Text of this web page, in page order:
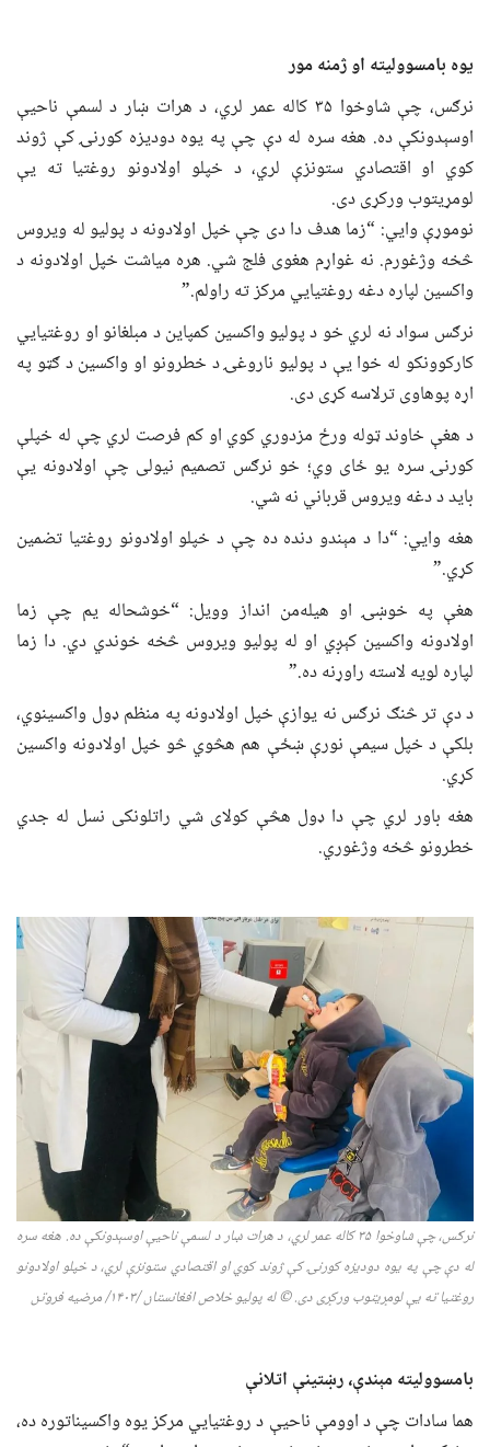
یوه بامسوولیته او ژمنهمور
نرګس، چې شاوخوا ۳۵ کاله عمر لري، د هرات ښار د لسمې ناحیې
اوسېدونکې ده. هغه سره له دې چې په یوه دودیزه کورنۍ کې ژوند
کوي او اقتصادي ستونزې لري، د خپلو اولادونو روغتیا ته یې
لومړیتوب ورکړی دی.
نوموړې وایي: “زما هدف دا دی چې خپل اولادونه د پولیو له ویروس
څخه وژغورم. نه غواړم هغوی فلج شي. هره میاشت خپل اولادونه د
واکسین لپاره دغه روغتیايي مرکز ته راولم.”
نرګس سواد نه لري خو د پولیو واکسین کمپاین د مبلغانو او روغتیايي
کارکوونکو له خوا یې د پولیو ناروغۍ د خطرونو او واکسین د ګټو په
اړه پوهاوی ترلاسه کړی دی.
د هغې خاوند ټوله ورځ مزدوري کوي او کم فرصت لري چې له خپلې
کورنۍ سره یو ځای وي؛ خو نرګس تصمیم نیولی چې اولادونه یې
باید د دغه ویروس قرباني نه شي.
هغه وایي: “دا د مېندو دنده ده چې د خپلو اولادونو روغتیا تضمین
کړي.”
هغې په خوښۍ او هیله‌من انداز وویل: “خوشحاله یم چې زما
اولادونه واکسین کېږي او له پولیو ویروس څخه خوندي دي. دا زما
لپاره لویه لاسته راوړنه ده.”
د دې تر څنګ نرګس نه یوازې خپل اولادونه په منظم ډول واکسینوي،
بلکې د خپل سیمې نورې ښځې هم هڅوي څو خپل اولادونه واکسین
کړي.
هغه باور لري چې دا ډول هڅې کولای شي راتلونکی نسل له جدي
خطرونو څخه وژغوري.
نرګس،چې شاوخوا ۳۵ کاله عمر لري، د هرات ښار د لسمې ناحیې اوسېدونکې ده. هغهسره
له دې چېپه یوه دودیزه کورنۍکې ژوند کوي او اقتصادي ستونزې لري، د خپلو اولادونو
روغتیاتهیېلومړیتوب ورکړی دی. © له پولیو خلاص افغانستان /۱۴۰۳/ مرضیه فروتن
بامسوولیته مېندې، رښتینې اتلانې
هما سادات چې د اوومې ناحیې د روغتیايي مرکز یوه واکسیناتوره ده،